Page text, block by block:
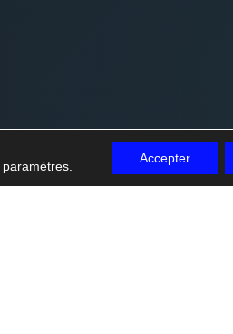
paramètres.
Accepter